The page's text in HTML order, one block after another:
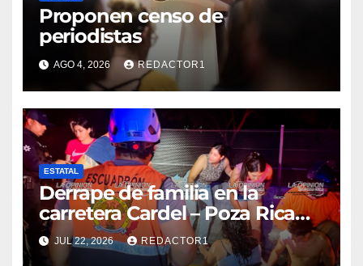
Proponen censo de
periodistas
AGO 4, 2026 REDACTOR1
ESTATAL
Derrape de familia en la
carretera Cardel – Poza Rica
reaviva críticas por tardanza
de ambulancia municipal
JUL 22, 2026 REDACTOR1